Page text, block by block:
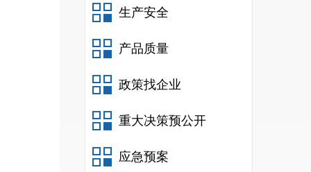
生产安全
产品质量
政策找企业
重大决策预公开
应急预案